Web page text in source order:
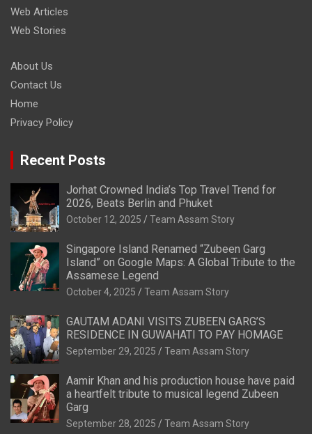
Web Articles
Web Stories
About Us
Contact Us
Home
Privacy Policy
Recent Posts
Jorhat Crowned India’s Top Travel Trend for
2026, Beats Berlin and Phuket
October 12, 2025 Team Assam Story
Singapore Island Renamed “Zubeen Garg
Island” on Google Maps: A Global Tribute to the
Assamese Legend
October 4, 2025 Team Assam Story
GAUTAM ADANI VISITS ZUBEEN GARG’S
RESIDENCE IN GUWAHATI TO PAY HOMAGE
September 29, 2025 Team Assam Story
Aamir Khan and his production house have paid
a heartfelt tribute to musical legend Zubeen
Garg
September 28, 2025 Team Assam Story